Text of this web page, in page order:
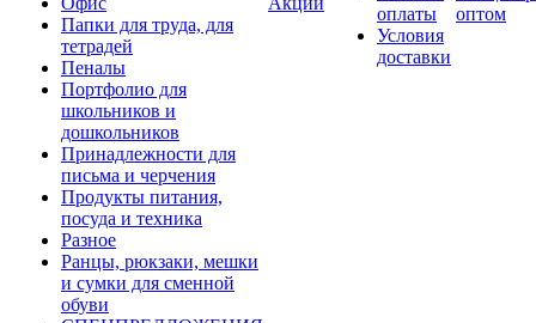
Папки для труда, для
тетрадей
Пеналы
Портфолио для
школьников и
дошкольников
Принадлежности для
письма и черчения
Продукты питания,
посуда и техника
Разное
Ранцы, рюкзаки, мешки
и сумки для сменной
обуви
оплаты
Условия
доставки
оптом